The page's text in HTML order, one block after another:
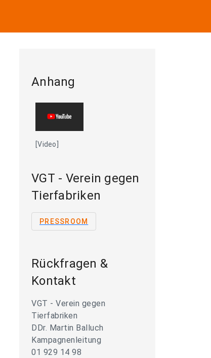
Anhang
[Video]
VGT - Verein gegen
Tierfabriken
PRESSROOM
Rückfragen &
Kontakt
VGT - Verein gegen
Tierfabriken
DDr. Martin Balluch
Kampagnenleitung
01 929 14 98